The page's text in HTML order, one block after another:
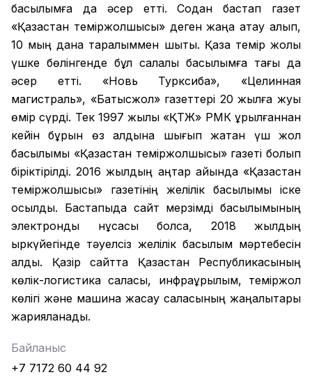
басылымға да әсер етті. Содан бастап газет
«Қазақстан теміржолшысы» деген жаңа атау алып,
10 мың дана таралыммен шықты. Қазақ темір жолы
үшке бөлінгенде бұл салалық басылымға тағы да
әсер етті. «Новь Турксиба», «Целинная
магистраль», «Батысжол» газеттері 20 жылға жуық
өмір сүрді. Тек 1997 жылы «ҚТЖ» РМК құрылғаннан
кейін бұрын өз алдына шығып жатқан үш жол
басылымы «Қазақстан теміржолшысы» газеті болып
біріктірілді. 2016 жылдың қаңтар айында «Қазақстан
теміржолшысы» газетінің желілік басылымы іске
қосылды. Бастапқыда сайт мерзімді басылымының
электронды нұсқасы болса, 2018 жылдың
қыркүйегінде тәуелсіз желілік басылым мәртебесін
алды. Қазір сайтта Қазақстан Республикасының
көлік-логистика саласы, инфрақұрылым, теміржол
көлігі және машина жасау саласының жаңалықтары
жарияланады.
Байланыс
+7 7172 60 44 92